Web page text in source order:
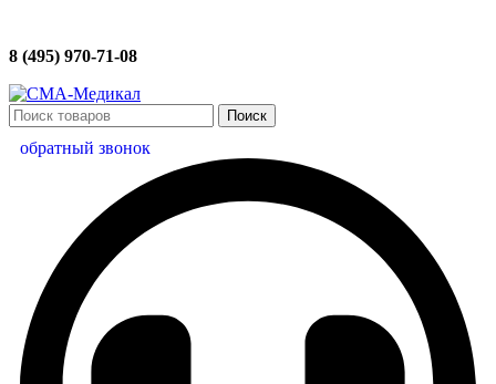
8 (495) 970-71-08
Поиск
обратный звонок